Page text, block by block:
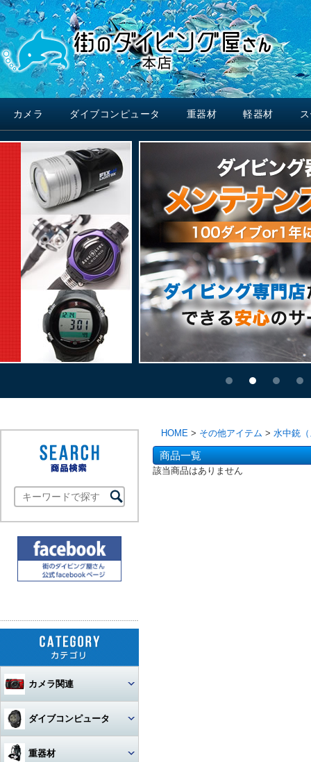
カメラ ダイブコンピュータ 重器材 軽器材
カメラ関連
セット
カメラ本体
ダイブコンピュータ
ウォッチタイプ
重器材
HOME > その他アイテム > 水中銃
商品一覧
該当商品はありません